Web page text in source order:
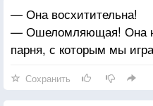
— Она восхитительна!
— Ошеломляющая! Она
парня, с которым мы
Сохранить